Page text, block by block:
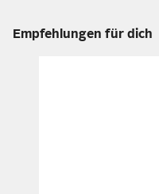
Empfehlungen für dich